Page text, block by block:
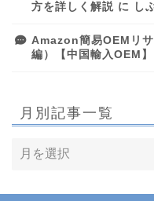
方を詳しく解説 に し
Amazon簡易OEMリ
編）【中国輸入OEM】
月別記事一覧